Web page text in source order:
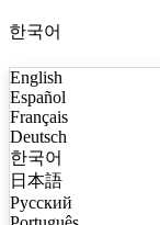
한국어
English
Español
Français
Deutsch
한국어
日本語
Русский